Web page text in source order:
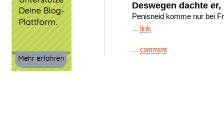
Deswegen dachte er,
Penisneid komme nur bei
... link
... comment